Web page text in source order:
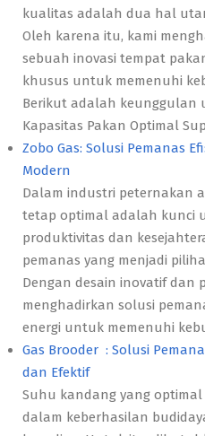
kualitas adalah dua hal
Oleh karena itu, kami
sebuah inovasi tempat
khusus untuk memenuhi
Berikut adalah keunggulan
Kapasitas Pakan Optimal
Zobo Gas: Solusi Pemanas
Modern
Dalam industri peternakan
tetap optimal adalah kunci
produktivitas dan
pemanas yang menjadi
Dengan desain inovatif dan
menghadirkan solusi
energi untuk memenuhi
Gas Brooder : Solusi
dan Efektif
Suhu kandang yang
dalam keberhasilan